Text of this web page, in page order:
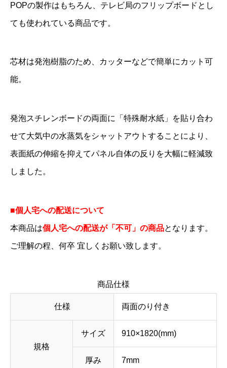
POPの製作はもちろん、テレビ局のフリップボードとし
ても使われている商品です。
芯材は発泡樹脂のため、カッターなどで簡単にカット可
能。
発泡スチレンボードの両面に「特殊耐水紙」を貼り合わ
せて大気中の水蒸気をシャットアウトすることにより、
表面紙の伸縮を抑えてパネル自体の反りを大幅に軽減致
しました。
■個人宅への配送について
本商品は個人宅への配送が「不可」の商品となります。
ご理解の程、何卒 宜しくお願い致します。
商品仕様
仕様 両面のり付き
規格
サイズ 910×1820(mm)
厚み 7mm